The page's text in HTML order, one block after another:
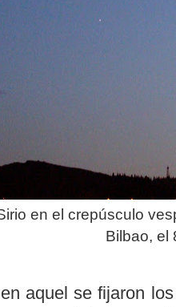
en el crepúsculo
Bilbao, el
aquel se fijaron